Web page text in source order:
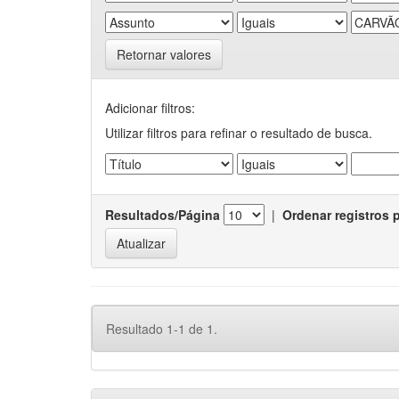
Retornar valores
Adicionar filtros:
Utilizar filtros para refinar o resultado de busca.
Resultados/Página | Ordenar registros
Resultado 1-1 de 1.